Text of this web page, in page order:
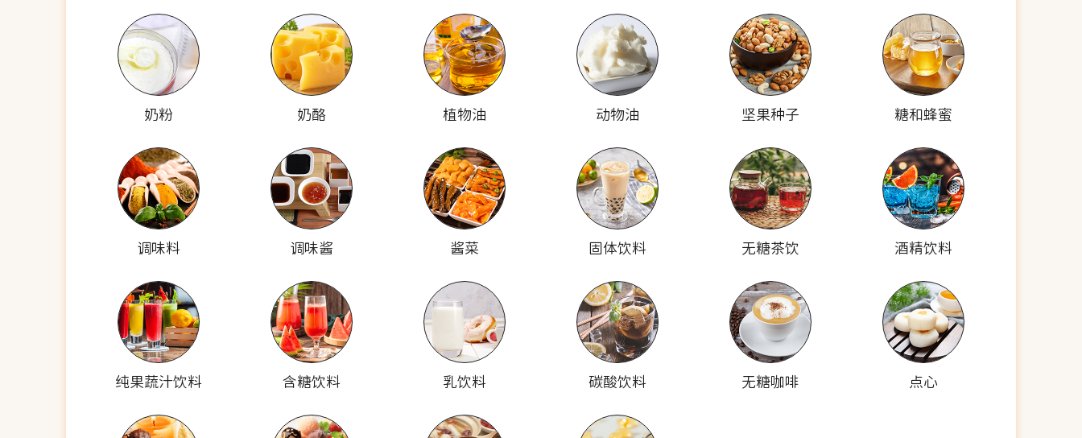
奶粉 奶酪 植物油 动物油 坚果种子 糖和蜂蜜
调味料 调味酱 酱菜 固体饮料 无糖茶饮 酒精饮料
纯果蔬汁饮料 含糖饮料 乳饮料 碳酸饮料 无糖咖啡 点心